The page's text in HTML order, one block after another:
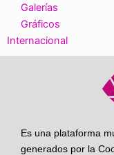
Galerías
Gráficos
Internacional
Es una plataforma
generados por la